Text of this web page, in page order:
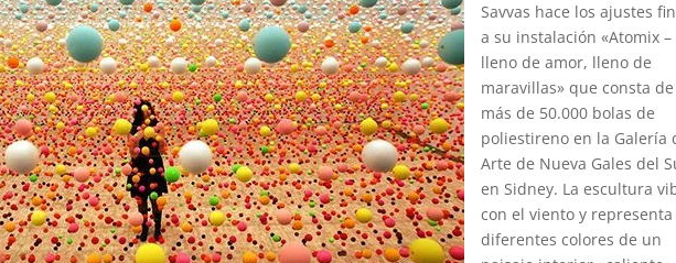
Savvas hace los ajustes
a su instalación «Atomix –
lleno de amor, lleno de
maravillas» que consta de
más de 50.000 bolas de
poliestireno en la Galería
Arte de Nueva Gales del
en Sidney. La escultura
con el viento y representa
diferentes colores de un